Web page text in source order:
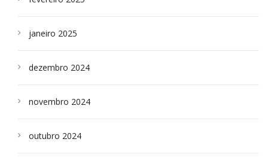
janeiro 2025
dezembro 2024
novembro 2024
outubro 2024